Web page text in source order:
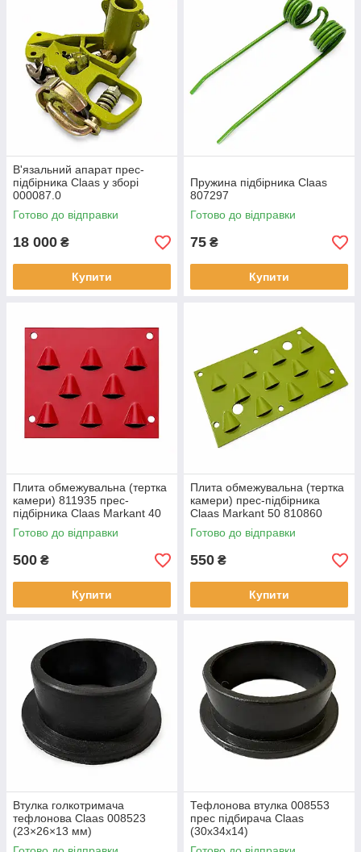
В'язальний апарат прес-
підбірника Claas у зборі
000087.0
Готово до відправки
18 000 ₴
Купити
Пружина підбірника Claas
807297
Готово до відправки
75 ₴
Купити
Плита обмежувальна (тертка
камери) 811935 прес-
підбірника Claas Markant 40
Готово до відправки
500 ₴
Купити
Плита обмежувальна (тертка
камери) прес-підбірника
Claas Markant 50 810860
Готово до відправки
550 ₴
Купити
Втулка голкотримача
тефлонова Claas 008523
(23×26×13 мм)
Тефлонова втулка 008553
прес підбирача Claas
(30х34х14)